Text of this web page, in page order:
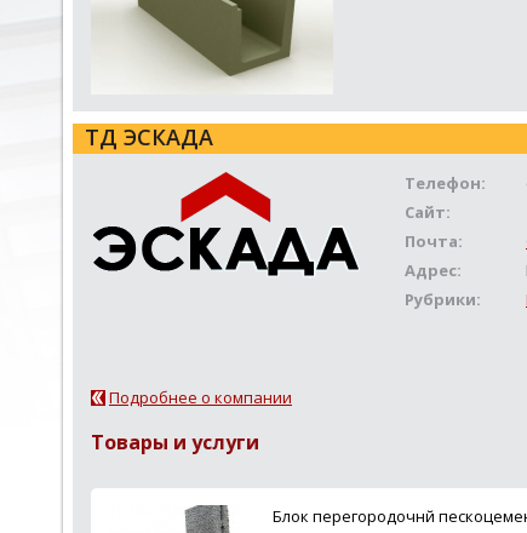
ТД ЭСКАДА
Телефон:
Сайт:
Почта:
Адрес:
Рубрики:
Подробнее о компании
Товары и услуги
Блок перегородочнй